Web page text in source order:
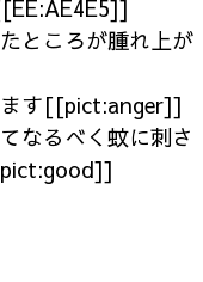
ところが腫れ上が
ます[[pict:anger]]
なるべく蚊に刺さ